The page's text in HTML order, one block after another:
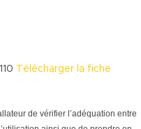
Télécharger la fiche
de vérifier l’adéquation entre